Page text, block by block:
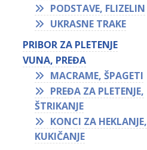
PODSTAVE, FLIZELIN
UKRASNE TRAKE
PRIBOR ZA PLETENJE
VUNA, PREĐA
MACRAME, ŠPAGETI
PREĐA ZA PLETENJE,
ŠTRIKANJE
KONCI ZA HEKLANJE,
KUKIČANJE